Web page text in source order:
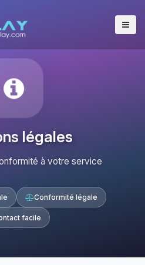
légales
à votre service
Conformité légale
facile